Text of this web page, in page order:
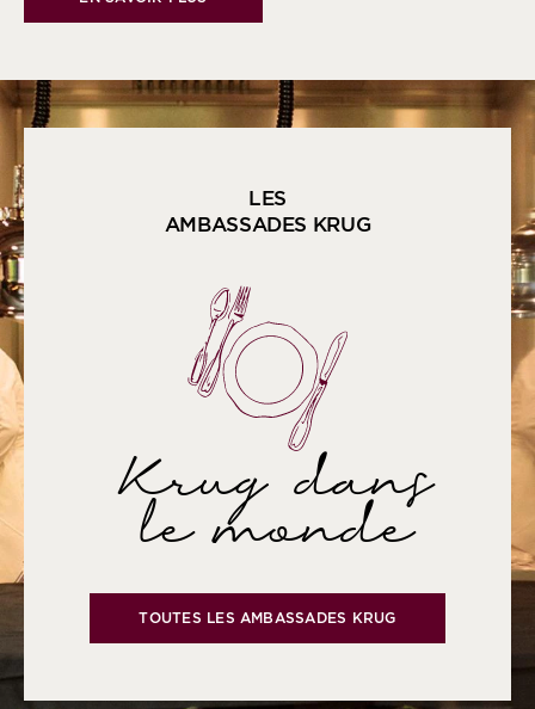
LES
AMBASSADES KRUG
Krug dans
le monde
TOUTES LES AMBASSADES KRUG